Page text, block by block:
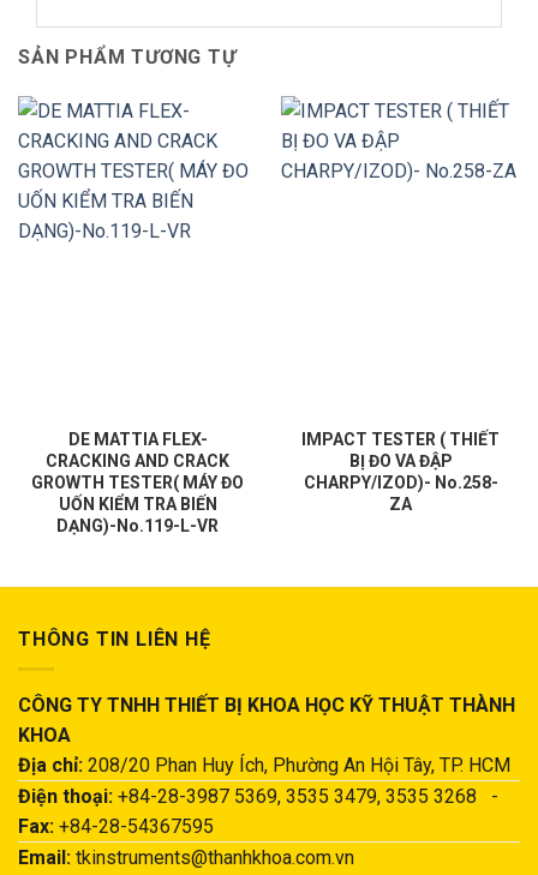
SẢN PHẨM TƯƠNG TỰ
DE MATTIA FLEX-
CRACKING AND CRACK
GROWTH TESTER( MÁY ĐO
UỐN KIỂM TRA BIẾN
DẠNG)-No.119-L-VR
IMPACT TESTER ( THIẾT
BỊ ĐO VA ĐẬP
CHARPY/IZOD)- No.258-
ZA
THÔNG TIN LIÊN HỆ
CÔNG TY TNHH THIẾT BỊ KHOA HỌC KỸ THUẬT THÀNH
KHOA
Địa chỉ: 208/20 Phan Huy Ích, Phường An Hội Tây, TP. HCM
Điện thoại: +84-28-3987 5369, 3535 3479, 3535 3268 -
Fax: +84-28-54367595
Email: tkinstruments@thanhkhoa.com.vn